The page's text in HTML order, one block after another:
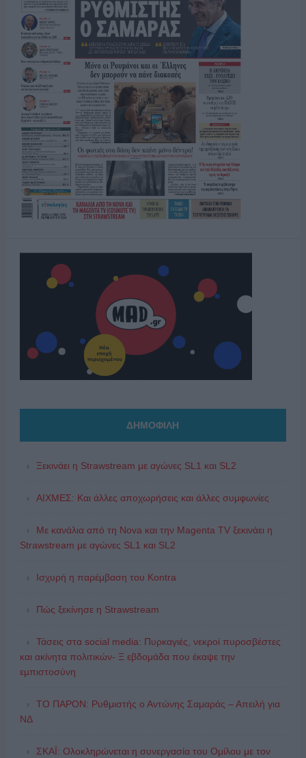
ΔΗΜΟΦΙΛΗ
Ξεκινάει η Strawstream με αγώνες SL1 και SL2
ΑΙΧΜΕΣ: Και άλλες αποχωρήσεις και άλλες συμφωνίες
Με κανάλια από τη Nova και την Magenta TV ξεκινάει η
Strawstream με αγώνες SL1 και SL2
Ισχυρή η παρέμβαση του Kontra
Πώς ξεκίνησε η Strawstream
Τάσεις στα social media: Πυρκαγιές, νεκροί πυροσβέστες
και ακίνητα πολιτικών- Ξ εβδομάδα που έκαψε την
εμπιστοσύνη
ΤΟ ΠΑΡΟΝ: Ρυθμιστής ο Αντώνης Σαμαράς – Απειλή για
ΝΔ
ΣΚΑΪ: Ολοκληρώνεται η συνεργασία του Ομίλου με τον